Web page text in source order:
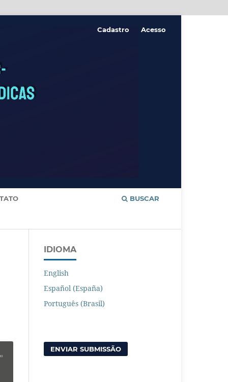
BUSCAR
Cadastro Acesso
IDIOMA
English
Español (España)
Português (Brasil)
ENVIAR SUBMISSÃO